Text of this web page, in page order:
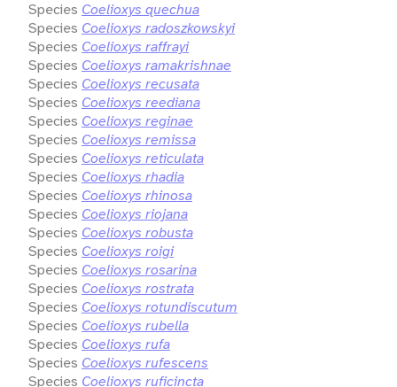
Species Coelioxys quechua
Species Coelioxys radoszkowskyi
Species Coelioxys raffrayi
Species Coelioxys ramakrishnae
Species Coelioxys recusata
Species Coelioxys reediana
Species Coelioxys reginae
Species Coelioxys remissa
Species Coelioxys reticulata
Species Coelioxys rhadia
Species Coelioxys rhinosa
Species Coelioxys riojana
Species Coelioxys robusta
Species Coelioxys roigi
Species Coelioxys rosarina
Species Coelioxys rostrata
Species Coelioxys rotundiscutum
Species Coelioxys rubella
Species Coelioxys rufa
Species Coelioxys rufescens
Species Coelioxys ruficincta